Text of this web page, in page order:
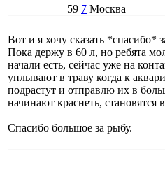
59 7 Москва
Вот и я хочу сказать *спасибо*
Пока держу в 60 л, но ребята
начали есть, сейчас уже на
уплывают в траву когда к
подрастут и отправлю их в
начинают краснеть, становятся
Спасибо большое за рыбу.